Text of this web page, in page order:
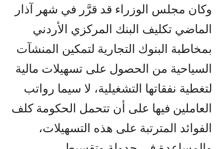
وكان مجلس الوزراء قد قرَّر في شهر آذار
الماضي تكليف البنك المركزي الأردني
بمخاطبة البنوك التجارية لتمكين المنشآت
السياحية من الحصول على تسهيلات مالية
لتغطية نفقاتها التشغيلية، لا سيما رواتب
العاملين فيها على أن تتحمل الحكومة كلف
الفوائد المترتبة على هذه التسهيلات،